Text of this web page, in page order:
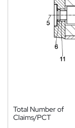
Total Number of
Claims/PCT